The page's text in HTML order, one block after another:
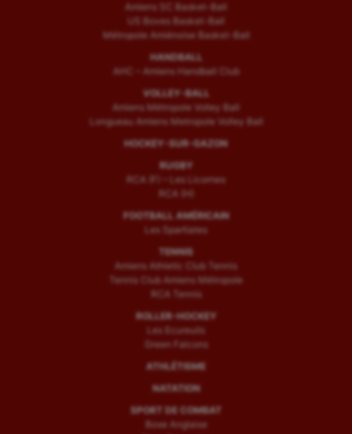
Amiens SC Basket-Ball
US Boves Basket-Ball
Métropole Amiénoise Basket-Ball
HANDBALL
AHC – Amiens Handball Club
VOLLEY-BALL
Amiens Métropole Volley Ball
Longueau Amiens Metropole Volley Ball
HOCKEY-SUR-GAZON
RUGBY
RCA (F) – Les Licornes
RCA (H)
FOOTBALL AMÉRICAIN
Les Spartiates
TENNIS
Amiens Athletic Club Tennis
Tennis Club Amiens Métropole
RCA Tennis
ROLLER-HOCKEY
Les Ecureuils
Green Falcons
ATHLÉTISME
NATATION
SPORT DE COMBAT
Boxe Anglaise